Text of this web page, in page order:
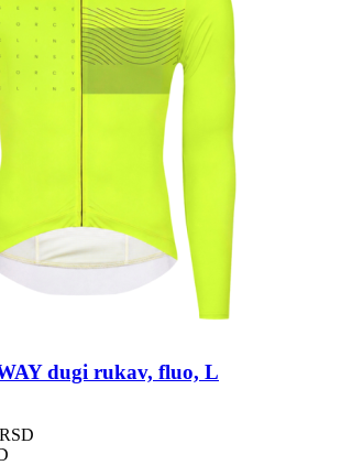
dugi rukav, fluo, L